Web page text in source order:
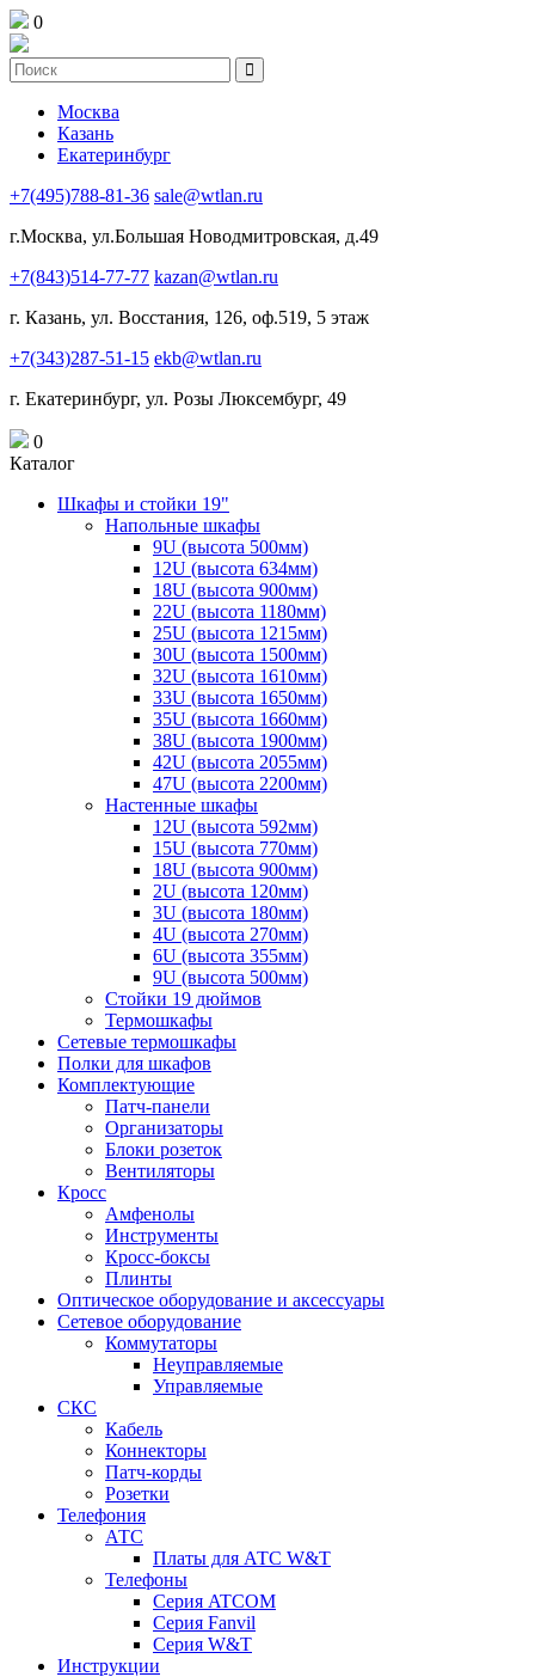
0
Москва
Казань
Екатеринбург
+7(495)788-81-36 sale@wtlan.ru
г.Москва, ул.Большая Новодмитровская, д.49
+7(843)514-77-77 kazan@wtlan.ru
г. Казань, ул. Восстания, 126, оф.519, 5 этаж
+7(343)287-51-15 ekb@wtlan.ru
г. Екатеринбург, ул. Розы Люксембург, 49
0
Каталог
Шкафы и стойки 19"
Напольные шкафы
9U (высота 500мм)
12U (высота 634мм)
18U (высота 900мм)
22U (высота 1180мм)
25U (высота 1215мм)
30U (высота 1500мм)
32U (высота 1610мм)
33U (высота 1650мм)
35U (высота 1660мм)
38U (высота 1900мм)
42U (высота 2055мм)
47U (высота 2200мм)
Настенные шкафы
12U (высота 592мм)
15U (высота 770мм)
18U (высота 900мм)
2U (высота 120мм)
3U (высота 180мм)
4U (высота 270мм)
6U (высота 355мм)
9U (высота 500мм)
Стойки 19 дюймов
Термошкафы
Сетевые термошкафы
Полки для шкафов
Комплектующие
Патч-панели
Организаторы
Блоки розеток
Вентиляторы
Кросс
Амфенолы
Инструменты
Кросс-боксы
Плинты
Оптическое оборудование и аксессуары
Сетевое оборудование
Коммутаторы
Неуправляемые
Управляемые
СКС
Кабель
Коннекторы
Патч-корды
Розетки
Телефония
АТС
Платы для АТС W&T
Телефоны
Серия ATCOM
Серия Fanvil
Серия W&T
Инструкции